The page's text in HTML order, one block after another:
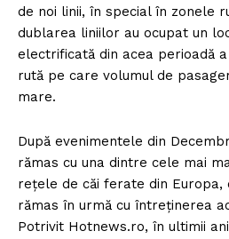
de noi linii, în special în zonele
dublarea liniilor au ocupat un
electrificată din acea perioadă
rută pe care volumul de
mare.
După evenimentele din
rămas cu una dintre cele mai
reţele de căi ferate din Europa,
rămas în urmă cu întreţinerea
Potrivit Hotnews.ro, în ultimii